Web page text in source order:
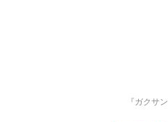
『ガクサ